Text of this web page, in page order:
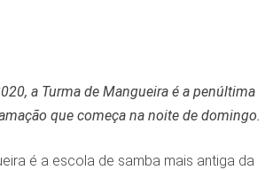
a Turma de Mangueira é a penúltima
que começa na noite de domingo.
é a escola de samba mais antiga da